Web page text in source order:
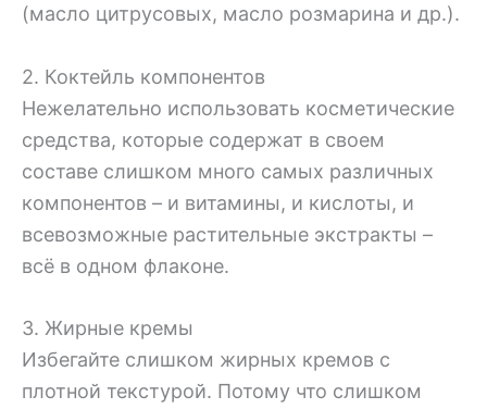
(масло цитрусовых, масло розмарина и др.).
2. Коктейль компонентов
Нежелательно использовать косметические
средства, которые содержат в своем
составе слишком много самых различных
компонентов – и витамины, и кислоты, и
всевозможные растительные экстракты –
всё в одном флаконе.
3. Жирные кремы
Избегайте слишком жирных кремов с
плотной текстурой. Потому что слишком